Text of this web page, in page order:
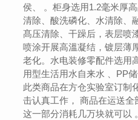
侯、 。柜身选用1.2毫米厚
清除、酸洗磷化、水清除、
髙压清除、干躁后，表层喷
喷涂开展高溫凝结，镀层薄
老化。水电装修零配件选用
用型生活用水自来水 、PP
此类商品在方仓实验室订制
击认真工作， 商品在运送全
这一部分消耗几万块就可以 。